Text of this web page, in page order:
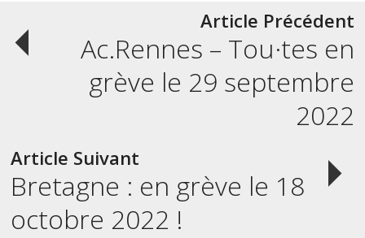
Post
navigation
Article Précédent
Ac.Rennes – Tou·tes en
grève le 29 septembre
2022
Article Suivant
Bretagne : en grève le 18
octobre 2022 !